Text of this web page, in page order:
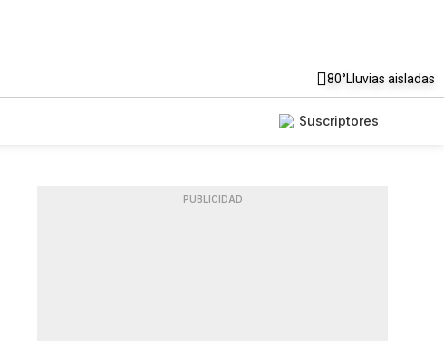
80°Lluvias aisladas
Suscriptores
PUBLICIDAD